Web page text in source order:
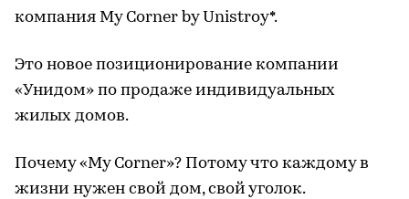
компания My Corner by Unistroy*.
Это новое позиционирование компании
«Унидом» по продаже индивидуальных
жилых домов.
Почему «My Corner»? Потому что каждому в
жизни нужен свой дом, свой уголок.